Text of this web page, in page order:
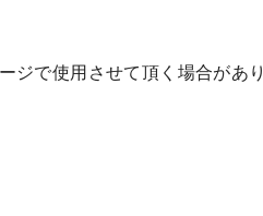
ジで使用させて頂く場合があり